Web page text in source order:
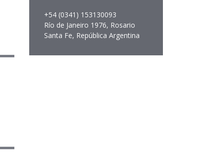
+54 (0341) 153130093
Río de Janeiro 1976, Rosario
Santa Fe, República Argentina